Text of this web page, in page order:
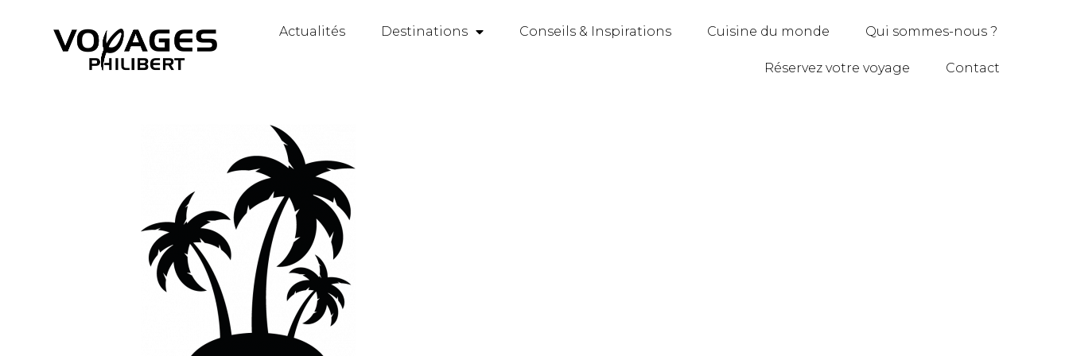
Actualités Destinations Conseils & Inspirations Cuisine du monde Qui sommes-nous ?
Réservez votre voyage Contact